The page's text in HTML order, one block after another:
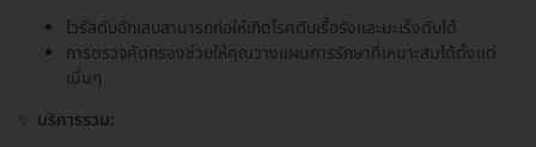
ไวรัสตับอักเสบสามารถก่อให้เกิดโรคตับเรื้อรังและมะเร็งตับได้
การตรวจคัดกรองช่วยให้คุณวางแผนการรักษาที่เหมาะสมได้ตั้งแต่
เนิ่นๆ
บริการรวม: